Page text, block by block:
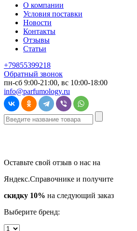
О компании
Условия поставки
Новости
Контакты
Отзывы
Статьи
+79855399218
Обратный звонок
пн-сб 9:00-21:00, вс 10:00-18:00
info@parfumology.ru
Оставьте свой отзыв о нас на
Яндекс.Справочнике и получите
скидку 10% на следующий заказ
Выберите бренд: